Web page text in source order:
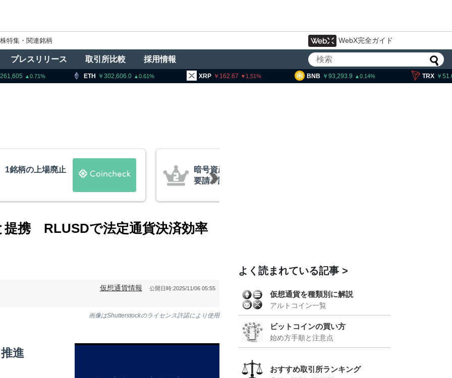
株特集・関連銘柄 WebX完全ガイド
プレスリリース 取引所比較 採用情報
ETH 302,606.0 XRP 162.67 BNB 93,293.9 TRX 51.63
に出庫制限強化を
ビットコイン・イーサリアム・
XRP、「弱気相場の最終段階に典型
携 RLUSDで法定通貨決済効率
仮想通貨情報 公開日時:2025/11/06 05:55
画像はShutterstockのライセンス許諾により使用
進
よく読まれている記事
仮想通貨を種類別に解説
アルトコイン一覧
ビットコインの買い方
始め方手順と注意点
おすすめ取引所ランキング